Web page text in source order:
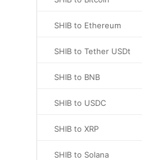
SHIB to Ethereum
SHIB to Tether USDt
SHIB to BNB
SHIB to USDC
SHIB to XRP
SHIB to Solana